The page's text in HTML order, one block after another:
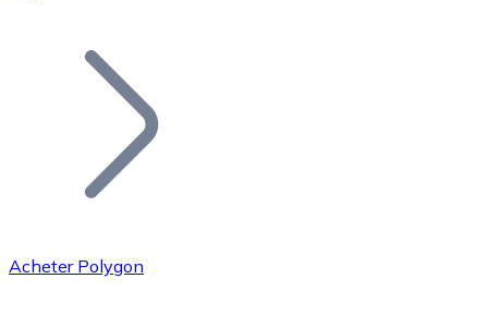
Ajoutez le token de votre projet à notre service
Acheter Polygon